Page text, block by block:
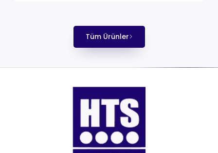
Tüm Ürünler